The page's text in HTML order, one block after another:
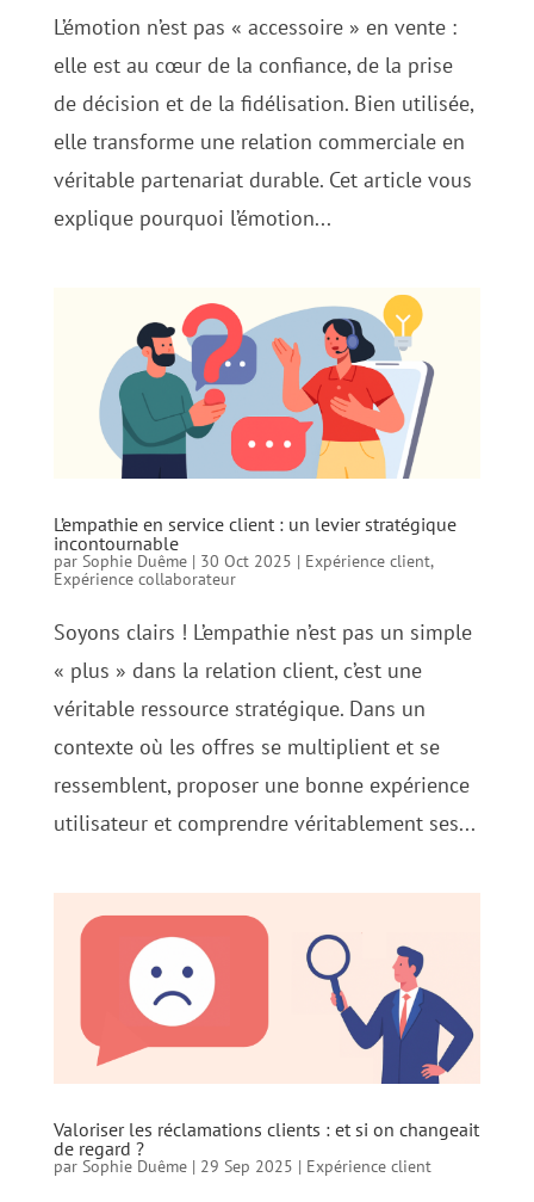
L’émotion n’est pas « accessoire » en vente :
elle est au cœur de la confiance, de la prise
de décision et de la fidélisation. Bien utilisée,
elle transforme une relation commerciale en
véritable partenariat durable. Cet article vous
explique pourquoi l’émotion...
L’empathie en service client : un levier stratégique
incontournable
par Sophie Duême| 30 Oct 2025 | Expérience client,
Expérience collaborateur
Soyons clairs ! L’empathie n’est pas un simple
« plus » dans la relation client, c’est une
véritable ressource stratégique. Dans un
contexte où les offres se multiplient et se
ressemblent, proposer une bonne expérience
utilisateur et comprendre véritablement ses...
Valoriser les réclamations clients : et si on changeait
de regard ?
par Sophie Duême| 29 Sep 2025 | Expérience client